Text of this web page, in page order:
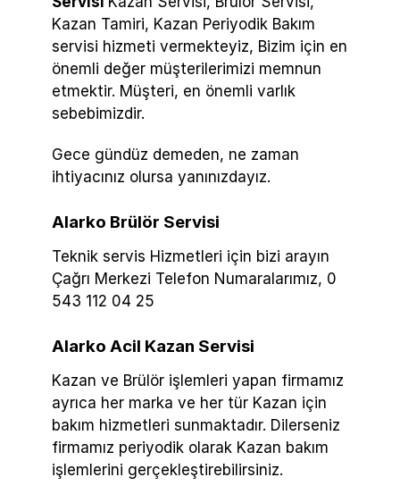
Kazan Tamiri, Kazan Periyodik Bakım
servisi hizmeti vermekteyiz, Bizim için en
önemli değer müşterilerimizi memnun
etmektir. Müşteri, en önemli varlık
sebebimizdir.
Gece gündüz demeden, ne zaman
ihtiyacınız olursa yanınızdayız.
Alarko Brülör Servisi
Teknik servis Hizmetleri için bizi arayın
Çağrı Merkezi Telefon Numaralarımız, 0
543 112 04 25
Alarko Acil Kazan Servisi
Kazan ve Brülör işlemleri yapan firmamız
ayrıca her marka ve her tür Kazan için
bakım hizmetleri sunmaktadır. Dilerseniz
firmamız periyodik olarak Kazan bakım
işlemlerini gerçekleştirebilirsiniz.